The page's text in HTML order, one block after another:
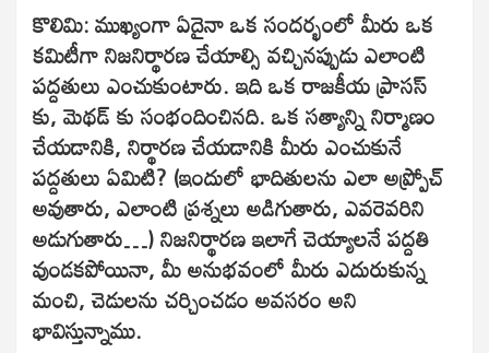
కొలిమి: ముఖ్యంగా ఏదైనా ఒక సందర్భంలో మీరుఒక
కమిటీగానిజనిర్థారణ చేయాల్సి వచ్చినప్పుడు ఎలాంటి
పద్దతులు ఎంచుకుంటారు. ఇది ఒక రాజకీయ ప్రాసస్
కు, మెథడ్ కు సంభందించినది. ఒక సత్యాన్ని నిర్మాణం
చేయడానికి, నిర్థారణ చేయడానికి మీరు ఎంచుకునే
పద్దతులు ఏమిటి? (ఇందులో భాదితులను ఎలా అప్ప్రోచ్
అవుతారు, ఎలాంటి ప్రశ్నలు అడిగుతారు, ఎవరెవరిని
అడుగుతారు…) నిజనిర్థారణ ఇలాగే చెయ్యాలనే పద్దతి
వుండకపోయినా, మీ అనుభవంలో మీరు ఎదురుకున్న
మంచి, చెడులను చర్చించడం అవసరం అని
భావిస్తున్నాము.